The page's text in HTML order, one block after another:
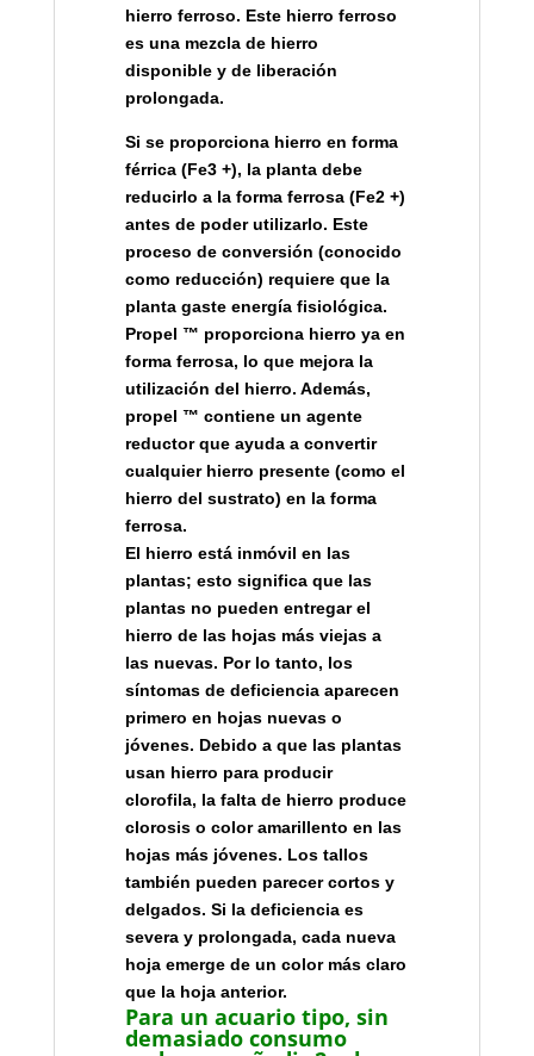
hierro ferroso. Este hierro ferroso
es una mezcla de hierro
disponible y de liberación
prolongada.
Si se proporciona hierro en forma
férrica (Fe3 +), la planta debe
reducirlo a la forma ferrosa (Fe2 +)
antes de poder utilizarlo. Este
proceso de conversión (conocido
como reducción) requiere que la
planta gaste energía fisiológica.
Propel ™ proporciona hierro ya en
forma ferrosa, lo que mejora la
utilización del hierro. Además,
propel ™ contiene un agente
reductor que ayuda a convertir
cualquier hierro presente (como el
hierro del sustrato) en la forma
ferrosa.
El hierro está inmóvil en las
plantas; esto significa que las
plantas no pueden entregar el
hierro de las hojas más viejas a
las nuevas. Por lo tanto, los
síntomas de deficiencia aparecen
primero en hojas nuevas o
jóvenes. Debido a que las plantas
usan hierro para producir
clorofila, la falta de hierro produce
clorosis o color amarillento en las
hojas más jóvenes. Los tallos
también pueden parecer cortos y
delgados. Si la deficiencia es
severa y prolongada, cada nueva
hoja emerge de un color más claro
que la hoja anterior.
Para un acuario tipo, sin
demasiado consumo